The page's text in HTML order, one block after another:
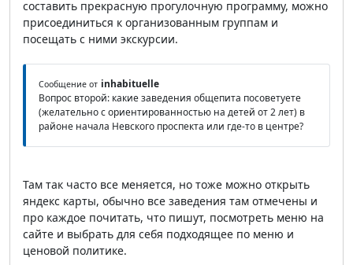
составить прекрасную прогулочную программу, можно
присоединиться к организованным группам и
посещать с ними экскурсии.
Сообщение от inhabituelle
Вопрос второй: какие заведения общепита посоветуете
(желательно с ориентированностью на детей от 2 лет) в
районе начала Невского проспекта или где-то в центре?
Там так часто все меняется, но тоже можно открыть
яндекс карты, обычно все заведения там отмечены и
про каждое почитать, что пишут, посмотреть меню на
сайте и выбрать для себя подходящее по меню и
ценовой политике.